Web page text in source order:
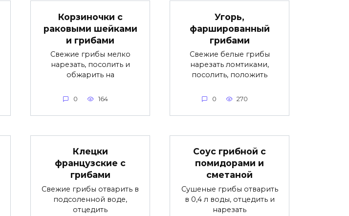
Корзиночки с
раковыми шейками
и грибами
Свежие грибы мелко
нарезать, посолить и
обжарить на
0 164
Угорь,
фаршированный
грибами
Свежие белые грибы
нарезать ломтиками,
посолить, положить
0 270
Клецки
французские с
грибами
Свежие грибы отварить в
подсоленной воде,
отцедить
Соус грибной с
помидорами и
сметаной
Сушеные грибы отварить
в 0,4 л воды, отцедить и
нарезать